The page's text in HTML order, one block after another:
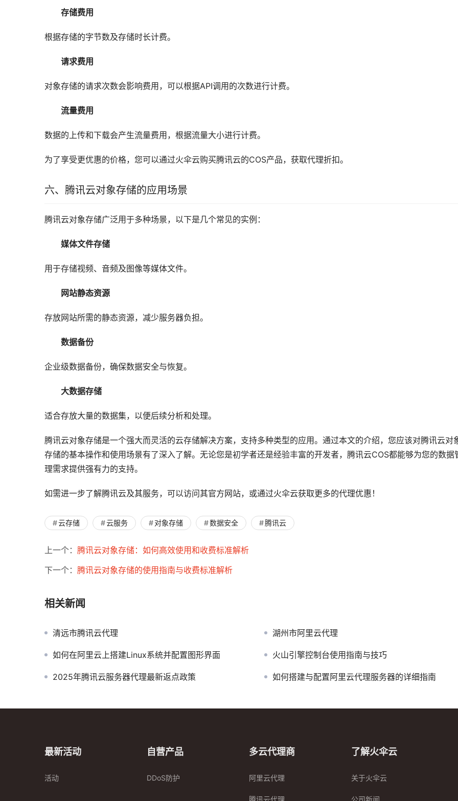
存储费用
根据存储的字节数及存储时长计费。
请求费用
对象存储的请求次数会影响费用，可以根据API调用的次数进行计费。
流量费用
数据的上传和下载会产生流量费用，根据流量大小进行计费。
为了享受更优惠的价格，您可以通过火伞云购买腾讯云的COS产品，获取代理折扣。
六、腾讯云对象存储的应用场景
腾讯云对象存储广泛用于多种场景，以下是几个常见的实例：
媒体文件存储
用于存储视频、音频及图像等媒体文件。
网站静态资源
存放网站所需的静态资源，减少服务器负担。
数据备份
企业级数据备份，确保数据安全与恢复。
大数据存储
适合存放大量的数据集，以便后续分析和处理。
腾讯云对象存储是一个强大而灵活的云存储解决方案，支持多种类型的应用。通过本文的介绍，您应该对腾讯云对
存储的基本操作和使用场景有了深入了解。无论您是初学者还是经验丰富的开发者，腾讯云COS都能够为您的数据
理需求提供强有力的支持。
如需进一步了解腾讯云及其服务，可以访问其官方网站，或通过火伞云获取更多的代理优惠！
云存储 云服务 对象存储 数据安全 腾讯云
上一个： 腾讯云对象存储：如何高效使用和收费标准解析
下一个： 腾讯云对象存储的使用指南与收费标准解析
相关新闻
清远市腾讯云代理 湖州市阿里云代理
如何在阿里云上搭建Linux系统并配置图形界面 火山引擎控制台使用指南与技巧
2025年腾讯云服务器代理最新返点政策 如何搭建与配置阿里云代理服务器的详细指南
最新活动
活动
自营产品
DDoS防护
多云代理商
阿里云代理
了解火伞云
关于火伞云